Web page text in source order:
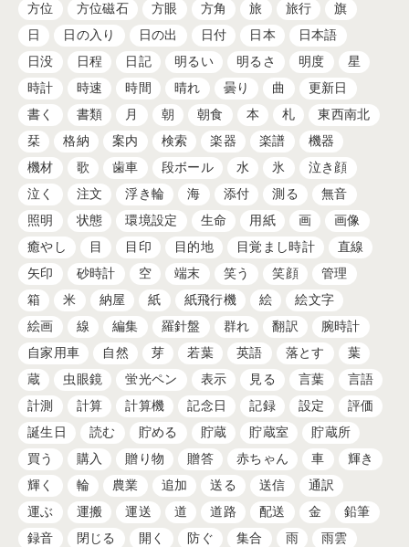
方位
方位磁石 方眼 方角 旅 旅行
旗
日
日の入り 日の出 日付 日本
日本語
日没
日程 日記 明るい 明るさ 明度
星
時計
時速 時間 晴れ 曇り 曲
更新日
書く
書類 月 朝 朝食 本 札
東西南北
栞
格納 案内 検索 楽器 楽譜
機器
機材
歌 歯車 段ボール 水 氷
泣き顔
泣く
注文 浮き輪 海 添付 測る
無音
照明
状態 環境設定 生命 用紙 画
画像
癒やし
目 目印 目的地 目覚まし時計
直線
矢印
砂時計 空 端末 笑う 笑顔
管理
箱
米 納屋 紙 紙飛行機 絵
絵文字
絵画
線 編集 羅針盤 群れ 翻訳
腕時計
自家用車
自然 芽 若葉 英語 落とす
葉
蔵
虫眼鏡 蛍光ペン 表示 見る 言葉
言語
計測
計算 計算機 記念日 記録 設定
評価
誕生日
読む 貯める 貯蔵 貯蔵室
貯蔵所
買う
購入 贈り物 贈答 赤ちゃん 車
輝き
輝く
輪 農業 追加 送る 送信
通訳
運ぶ
運搬 運送 道 道路 配送 金
鉛筆
録音
閉じる 開く 防ぐ 集合 雨
雨雲